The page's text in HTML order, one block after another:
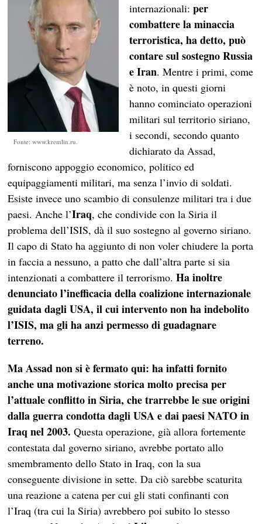
Fonte: www.kremlin.ru.
internazionali: per
combattere la minaccia
terroristica, ha detto, può
contare sul sostegno Russia
e Iran. Mentre i primi, come
è noto, in questi giorni
hanno cominciato operazioni
militari sul territorio siriano,
i secondi, secondo quanto
dichiarato da Assad,
forniscono appoggio economico, politico ed
equipaggiamenti militari, ma senza l’invio di soldati.
Esiste invece uno scambio di consulenze militari tra i due
paesi. Anche l’Iraq, che condivide con la Siria il
problema dell’ISIS, dà il suo sostegno al governo siriano.
Il capo di Stato ha aggiunto di non voler chiudere la porta
in faccia a nessuno, a patto che dall’altra parte si sia
intenzionati a combattere il terrorismo. Ha inoltre
denunciato l’inefficacia della coalizione internazionale
guidata dagli USA, il cui intervento non ha indebolito
l’ISIS, ma gli ha anzi permesso di guadagnare
terreno.
Ma Assad non si è fermato qui: ha infatti fornito
anche una motivazione storica molto precisa per
l’attuale conflitto in Siria, che trarrebbe le sue origini
dalla guerra condotta dagli USA e dai paesi NATO in
Iraq nel 2003. Questa operazione, già allora fortemente
contestata dal governo siriano, avrebbe portato allo
smembramento dello Stato in Iraq, con la sua
conseguente divisione in sette. Da ciò sarebbe scaturita
una reazione a catena per cui gli stati confinanti con
l’Iraq (tra cui la Siria) avrebbero poi subito lo stesso